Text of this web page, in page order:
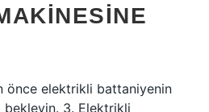
önce elektrikli battaniyenin
bekleyin. 3. Elektrikli